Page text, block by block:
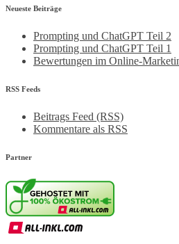
Neueste Beiträge
Prompting und ChatGPT Teil 2
Prompting und ChatGPT Teil 1
Bewertungen im Online-
RSS Feeds
Beitrags Feed (RSS)
Kommentare als RSS
Partner